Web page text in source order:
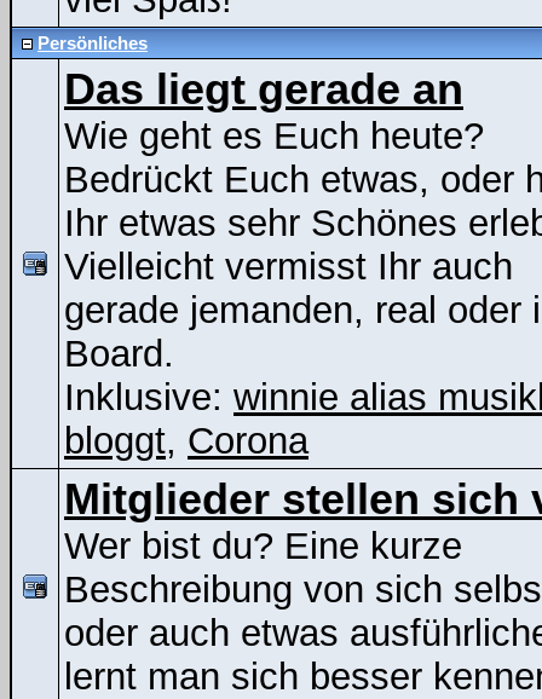
Persönliches
Das liegt gerade an
Wie geht es Euch heute?
Bedrückt Euch etwas, oder
Ihr etwas sehr Schönes
Vielleicht vermisst Ihr auch
gerade jemanden, real oder
Board.
Inklusive: winnie alias
bloggt, Corona
Mitglieder stellen sich
Wer bist du? Eine kurze
Beschreibung von sich
oder auch etwas
lernt man sich besser